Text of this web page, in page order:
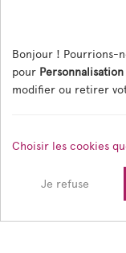
Bonjour ! Pourrions-
pour
modifier ou retirer
Choisir les cookies
Je refuse